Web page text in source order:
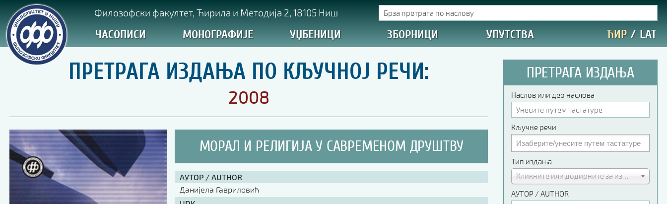
Филозофски факултет, Ћирила и Методија 2, 18105 Ниш
ЧАСОПИСИ МОНОГРАФИЈЕ УЏБЕНИЦИ ЗБОРНИЦИ УПУТСТВА ЋИР / LAT
ПРЕТРАГА ИЗДАЊА ПО КЉУЧНОЈ РЕЧИ:
2008
МОРАЛ И РЕЛИГИЈА У САВРЕМЕНОМ ДРУШТВУ
АУТОР / AUTHOR
Данијела Гавриловић
ПРЕТРАГА ИЗДАЊА
Наслов или део наслова
Кључне речи
Тип издања
Кликните или додирните за избор
АУТОР / AUTHOR